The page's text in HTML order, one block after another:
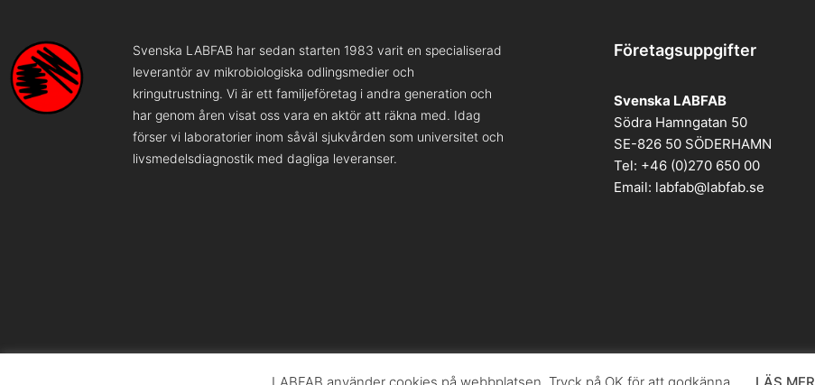
Svenska LABFAB har sedan starten 1983 varit en specialiserad
leverantör av mikrobiologiska odlingsmedier och
kringutrustning. Vi är ett familjeföretag i andra generation och
har genom åren visat oss vara en aktör att räkna med. Idag
förser vi laboratorier inom såväl sjukvården som universitet och
livsmedelsdiagnostik med dagliga leveranser.
Företagsuppgifter
Svenska LABFAB
Södra Hamngatan 50
SE-826 50 SÖDERHAMN
Tel: +46 (0)270 650 00
Email: labfab@labfab.se